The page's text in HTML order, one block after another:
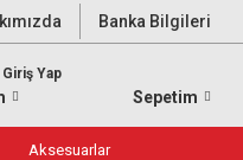
Banka Bilgileri
Yap
Sepetim
Aksesuarlar